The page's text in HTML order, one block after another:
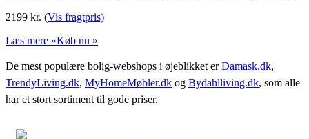
2199 kr. (Vis fragtpris)
Læs mere »Køb nu »
De mest populære bolig-webshops i øjeblikket erDamask.dk,
TrendyLiving.dk, MyHomeMøbler.dk og Bydahlliving.dk, som alle
har et stort sortiment til gode priser.